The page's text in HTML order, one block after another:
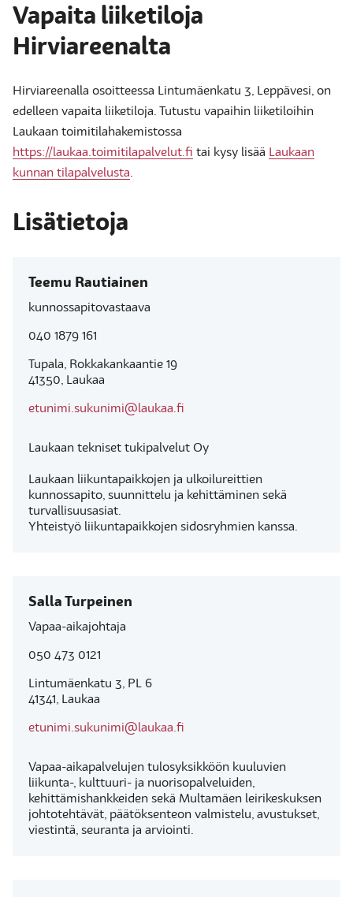
Vapaita liiketiloja
Hirviareenalta
Hirviareenalla osoitteessa Lintumäenkatu 3, Leppävesi, on
edelleen vapaita liiketiloja. Tutustu vapaihin liiketiloihin
Laukaan toimitilahakemistossa
https://laukaa.toimitilapalvelut.fi tai kysy lisää Laukaan
kunnan tilapalvelusta.
Lisätietoja
Teemu Rautiainen
kunnossapitovastaava
040 1879 161
Tupala, Rokkakankaantie 19
41350, Laukaa
etunimi.sukunimi@laukaa.fi
Laukaan tekniset tukipalvelut Oy
Laukaan liikuntapaikkojen ja ulkoilureittien
kunnossapito, suunnittelu ja kehittäminen sekä
turvallisuusasiat.
Yhteistyö liikuntapaikkojen sidosryhmien kanssa.
Salla Turpeinen
Vapaa-aikajohtaja
050 473 0121
Lintumäenkatu 3, PL 6
41341, Laukaa
etunimi.sukunimi@laukaa.fi
Vapaa-aikapalvelujen tulosyksikköön kuuluvien
liikunta-, kulttuuri- ja nuorisopalveluiden,
kehittämishankkeiden sekä Multamäen leirikeskuksen
johtotehtävät, päätöksenteon valmistelu, avustukset,
viestintä, seuranta ja arviointi.